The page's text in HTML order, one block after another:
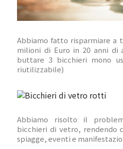
Abbiamo fatto risparmiare
milioni di Euro in 20 anni di
buttare 3 bicchieri mono
riutilizzabile)
Abbiamo risolto il
bicchieri di vetro, rendendo
spiagge, eventi e